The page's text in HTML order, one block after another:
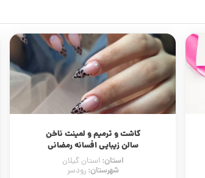
کاشت و ترمیم و لمینت ناخن
سالن زیبایی افسانه رمضانی
استان:استان گیلان
شهرستان:رودسر